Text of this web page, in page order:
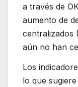
a través de
aumento de
centralizados
aún no han
Los
lo que